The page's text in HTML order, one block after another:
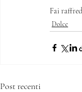
Fai
Dolce
Post recenti